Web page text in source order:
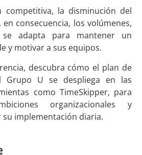
competitiva, la disminución del
consecuencia, los volúmenes,
adapta para mantener un
y motivar a sus equipos.
descubra cómo el plan de
Grupo U se despliega en las
como TimeSkipper, para
organizacionales y
implementación diaria.